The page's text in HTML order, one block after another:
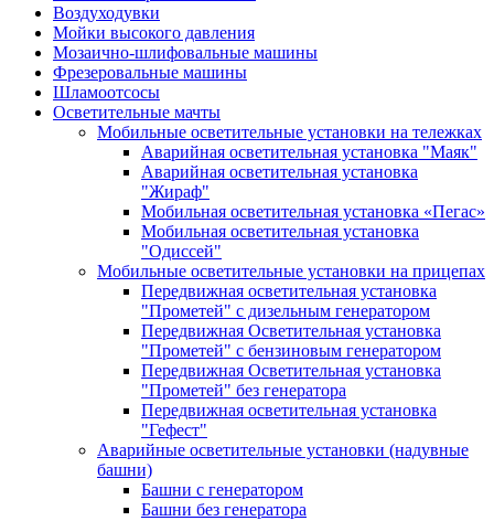
Воздуходувки
Мойки высокого давления
Мозаично-шлифовальные машины
Фрезеровальные машины
Шламоотсосы
Осветительные мачты
Мобильные осветительные установки на тележках
Аварийная осветительная установка "Маяк"
Аварийная осветительная установка
"Жираф"
Мобильная осветительная установка «Пегас»
Мобильная осветительная установка
"Одиссей"
Мобильные осветительные установки на прицепах
Передвижная осветительная установка
"Прометей" с дизельным генератором
Передвижная Осветительная установка
"Прометей" с бензиновым генератором
Передвижная Осветительная установка
"Прометей" без генератора
Передвижная осветительная установка
"Гефест"
Аварийные осветительные установки (надувные
башни)
Башни с генератором
Башни без генератора